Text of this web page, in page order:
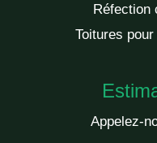
Réfection
Toitures
Appelez-